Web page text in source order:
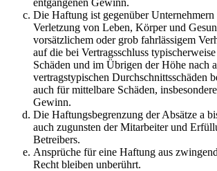
Die Haftung ist gegenüber Unternehmern
Verletzung von Leben, Körper und
vorsätzlichem oder grob fahrlässigem
auf die bei Vertragsschluss
Schäden und im Übrigen der Höhe nach
vertragstypischen Durchschnittsschäden
auch für mittelbare Schäden,
Gewinn.
Die Haftungsbegrenzung der Absätze a
auch zugunsten der Mitarbeiter und
Betreibers.
Ansprüche für eine Haftung aus
Recht bleiben unberührt.